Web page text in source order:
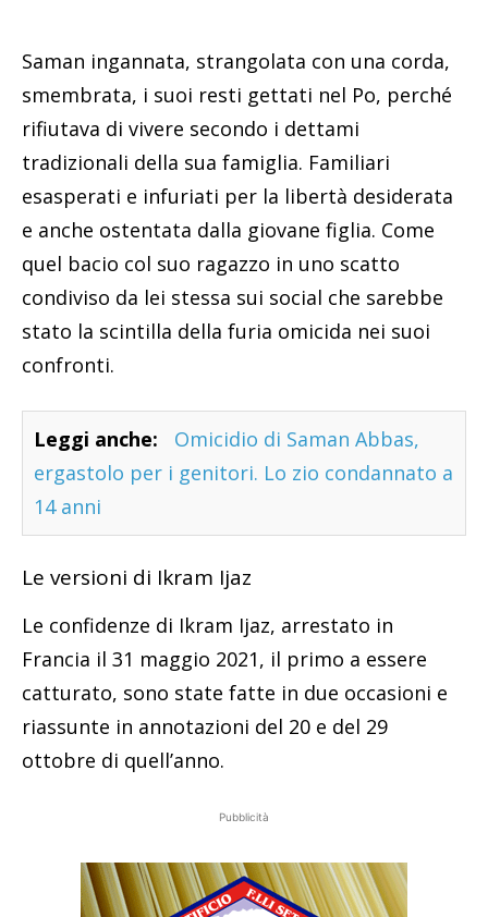
Saman ingannata, strangolata con una corda,
smembrata, i suoi resti gettati nel Po, perché
rifiutava di vivere secondo i dettami
tradizionali della sua famiglia. Familiari
esasperati e infuriati per la libertà desiderata
e anche ostentata dalla giovane figlia. Come
quel bacio col suo ragazzo in uno scatto
condiviso da lei stessa sui social che sarebbe
stato la scintilla della furia omicida nei suoi
confronti.
Leggi anche:
Omicidio di Saman Abbas,
ergastolo per i genitori. Lo zio condannato a
14 anni
Le versioni di Ikram Ijaz
Le confidenze di Ikram Ijaz, arrestato in
Francia il 31 maggio 2021, il primo a essere
catturato, sono state fatte in due occasioni e
riassunte in annotazioni del 20 e del 29
ottobre di quell’anno.
Pubblicità